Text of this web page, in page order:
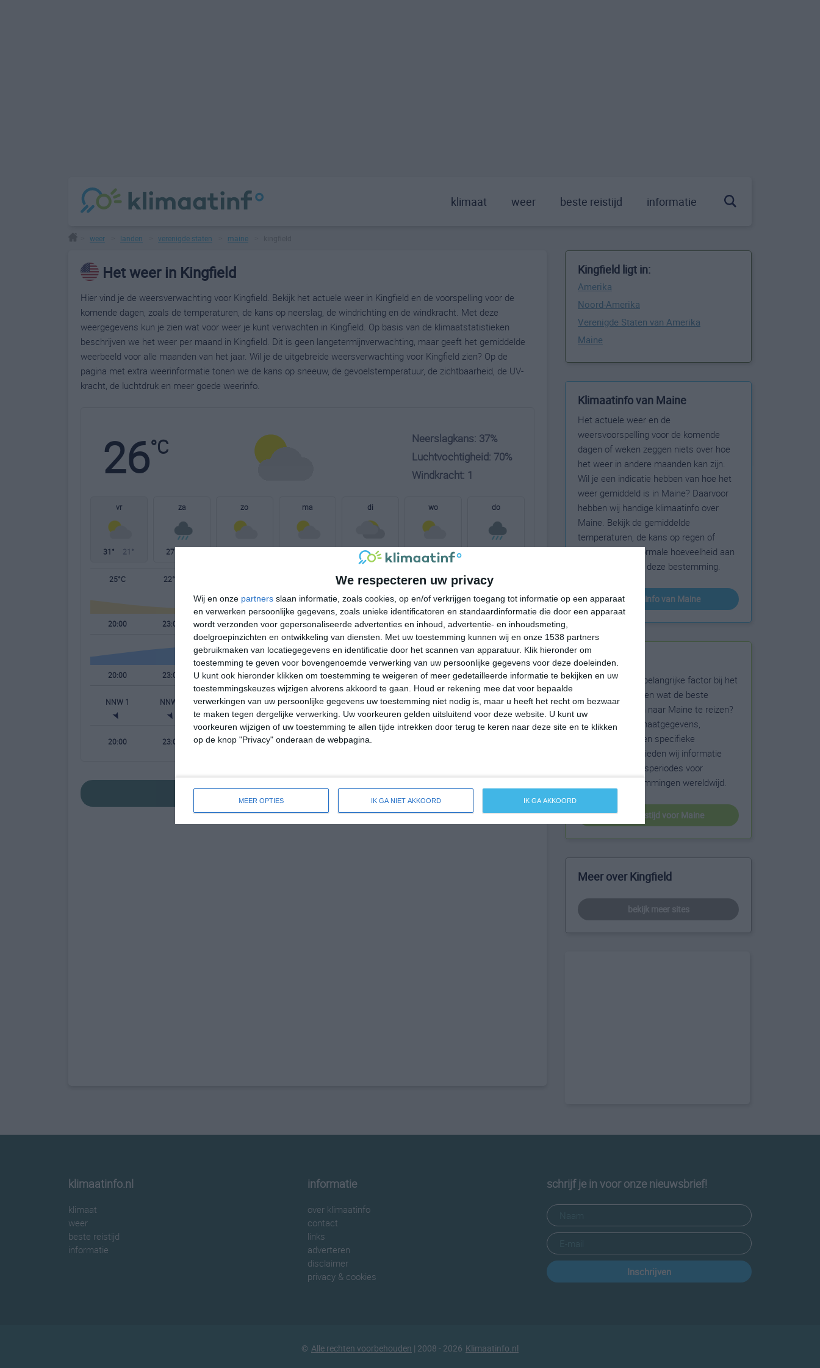
We respecteren uw privacy
Wij en onze partners slaan informatie, zoals cookies, op en/of verkrijgen toegang tot informatie op een apparaat
en verwerken persoonlijke gegevens, zoals unieke identificatoren en standaardinformatie die door een apparaat
wordt verzonden voor gepersonaliseerde advertenties en inhoud, advertentie- en inhoudsmeting,
doelgroepinzichten en ontwikkeling van diensten.
Met uw toestemming kunnen wij en onze 1538 partners
gebruikmaken van locatiegegevens en identificatie door het scannen van apparatuur. Klik hieronder om
toestemming te geven voor bovengenoemde verwerking van uw persoonlijke gegevens voor deze doeleinden.
U kunt ook hieronder klikken om toestemming te weigeren of meer gedetailleerde informatie te bekijken en uw
toestemmingskeuzes wijzigen alvorens akkoord te gaan.
Houd er rekening mee dat voor bepaalde
verwerkingen van uw persoonlijke gegevens uw toestemming niet nodig is, maar u heeft het recht om bezwaar
te maken tegen dergelijke verwerking. Uw voorkeuren gelden uitsluitend voor deze website. U kunt uw
voorkeuren wijzigen of uw toestemming te allen tijde intrekken door terug te keren naar deze site en te klikken
op de knop "Privacy" onderaan de webpagina.
MEER OPTIES IK GA NIET AKKOORD IK GA AKKOORD
klimaat weer beste reistijd informatie
weer landen verenigde staten maine
Het weer in Kingfield
Hier vind je de weersverwachting voor Kingfield. Bekijk het actuele weer in Kingfield en de voorspelling voor de
komende dagen, zoals de temperaturen, de kans op neerslag, de windrichting en de windkracht. Met deze
weergegevens kun je zien wat voor weer je kunt verwachten in Kingfield. Op basis van de klimaatstatistieken
beschrijven we het weer per maand in Kingfield. Dit is geen langetermijnverwachting, maar geeft het gemiddelde
weerbeeld voor alle maanden van het jaar. Wil je de uitgebreide weersverwachting voor Kingfield zien? Op de
pagina met extra weerinformatie tonen we de kans op sneeuw, de gevoelstemperatuur, de zichtbaarheid, de UV-
kracht, de luchtdruk en meer goede weerinfo.
26°C
Neerslagkans: 37%
Luchtvochtigheid: 70%
Windkracht: 1
vr
31° 21°
za
27°
zo ma di
27° 17°
wo
15°
do
25°C 22°C 21°C 24°C 25°C 25°C
20:00 23:00 02:00 05:00 08:00 11:00 14:00 17:00
20:00 23:00 02:00 05:00 08:00 11:00 14:00 17:00
NNW 1 NNW 1 NNW 0 NNW 0 NNO 0 O 0 ZO 1 Z 1
20:00 23:00 02:00 05:00 08:00
bekijk de uitgebreide weersverwachting voor Kingfield
Kingfield ligt in:
Amerika
Noord-Amerika
Verenigde Staten van Amerika
Maine
Klimaatinfo van Maine
Het actuele weer en de
weersvoorspelling voor de komende
dagen of weken zeggen niets over hoe
het weer in andere maanden kan zijn.
Wil je een indicatie hebben van hoe het
weer gemiddeld is in Maine? Daarvoor
hebben wij handige klimaatinfo over
Maine. Bekijk de gemiddelde
temperaturen, de kans op regen of
sneeuw en de normale hoeveelheid aan
zonneschijn voor deze bestemming.
klimaatinfo van Maine
Beste reistijd
Het weer is een belangrijke factor bij het
reizen. Wil je weten wat de beste
maanden zijn om naar Maine te reizen?
Op basis van klimaatgegevens,
weersextremen en specifieke
weerinformatie bieden wij informatie
over de beste reisperiodes voor
duizenden bestemmingen wereldwijd.
beste reistijd voor Maine
Meer over Kingfield
bekijk meer sites
klimaatinfo.nl
klimaat
weer
beste reistijd
informatie
informatie
over klimaatinfo
contact
links
adverteren
disclaimer
privacy & cookies
schrijf je in voor onze nieuwsbrief!
Inschrijven
© Alle rechten voorbehouden | 2008 - 2026 Klimaatinfo.nl